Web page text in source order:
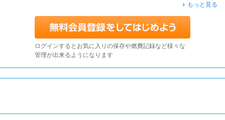
もっと見る
ログインするとお気に入りの保存や燃費記録など様々な
管理が出来るようになります